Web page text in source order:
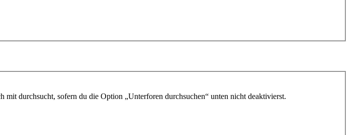
durchsucht, sofern du die Option „Unterforen durchsuchen“ unten nicht deaktivierst.